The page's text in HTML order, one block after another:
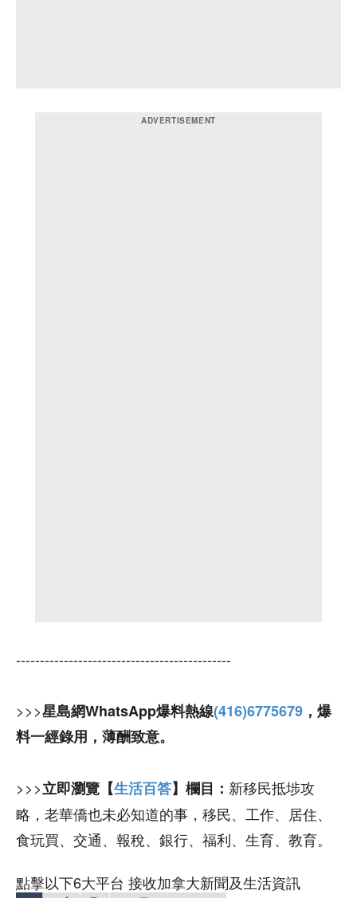
---------------------------------------------
>>>星島網WhatsApp爆料熱線(416)6775679 ，爆
料一經錄用，薄酬致意。
>>>立即瀏覽【生活百答】欄目： 新移民抵埗攻
略，老華僑也未必知道的事，移民、工作、居住、
食玩買、交通、報稅、銀行、福利、生育、教育。
點擊以下6大平台 接收加拿大新聞及生活資訊